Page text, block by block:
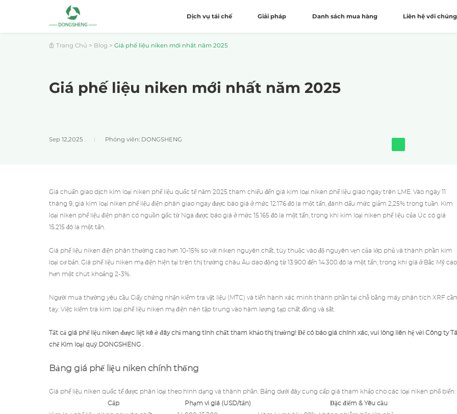
Dịch vụ tái chế Giải pháp Danh sách mua hàng Liên hệ với
Trang Chủ > Blog > Giá phế liệu niken mới nhất năm 2025
Giá phế liệu niken mới nhất năm 2025
Sep 12,2025 Phóng viên: DONGSHENG
Giá chuẩn giao dịch kim loại niken phế liệu quốc tế năm 2025 tham chiếu đến giá kim loại niken phế liệu giao ngay trên LME. Vào ngày 11
tháng 9, giá kim loại niken phế liệu điện phân giao ngay được báo giá ở mức 12.176 đô la một tấn, đánh dấu mức giảm 2,25% trong tuần. Kim
loại niken phế liệu điện phân có nguồn gốc từ Nga được báo giá ở mức 15.165 đô la một tấn, trong khi kim loại niken phế liệu của Úc có giá
15.215 đô la một tấn.
Giá phế liệu niken điện phân thường cao hơn 10-15% so với niken nguyên chất, tùy thuộc vào độ nguyên vẹn của lớp phủ và thành phần kim
loại cơ bản. Giá phế liệu niken mạ điện hiện tại trên thị trường châu Âu dao động từ 13.900 đến 14.300 đô la một tấn, trong khi giá ở Bắc Mỹ cao
hơn một chút khoảng 2-3%.
Người mua thường yêu cầu Giấy chứng nhận kiểm tra vật liệu (MTC) và tiến hành xác minh thành phần tại chỗ bằng máy phân tích XRF
tay. Việc kiểm tra kim loại phế liệu niken mạ điện nên tập trung vào hàm lượng tạp chất đồng và sắt.
Tất cả giá phế liệu niken được liệt kê ở đây chỉ mang tính chất tham khảo thị trường! Để có báo giá chính xác, vui lòng liên hệ với Công ty
chế Kim loại quýDONGSHENG .
Bảng giá phế liệu niken chính thống
Giá phế liệu niken quốc tế được phân loại theo hình dạng và thành phần. Bảng dưới đây cung cấp giá tham khảo cho các loại niken phổ biến:
Cấp Phạm vi giá (USD/tấn) Đặc điểm & Yêu cầu